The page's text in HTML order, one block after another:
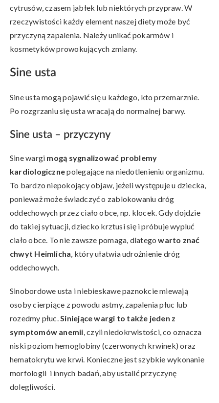
cytrusów, czasem jabłek lub niektórych przypraw. W
rzeczywistości każdy element naszej diety może być
przyczyną zapalenia. Należy unikać pokarmów i
kosmetyków prowokujących zmiany.
Sine usta
Sine usta mogą pojawić się u każdego, kto przemarznie.
Po rozgrzaniu się usta wracają do normalnej barwy.
Sine usta – przyczyny
Sine wargi mogą sygnalizować problemy
kardiologicznepolegające na niedotlenieniu organizmu.
To bardzo niepokojący objaw, jeżeli występuje u dziecka,
ponieważ może świadczyć o zablokowaniu dróg
oddechowych przez ciało obce, np. klocek. Gdy dojdzie
do takiej sytuacji, dziecko krztusi się i próbuje wypluć
ciało obce. To nie zawsze pomaga, dlategowarto znać
chwyt Heimlicha, który ułatwia udrożnienie dróg
oddechowych.
Sinobordowe usta i niebieskawe paznokcie miewają
osoby cierpiące z powodu astmy, zapalenia płuc lub
rozedmy płuc.Siniejące wargi to także jeden z
symptomów anemii, czyli niedokrwistości, co oznacza
niski poziom hemoglobiny (czerwonych krwinek) oraz
hematokrytu we krwi. Konieczne jest szybkie wykonanie
morfologii i innych badań, aby ustalić przyczynę
dolegliwości.